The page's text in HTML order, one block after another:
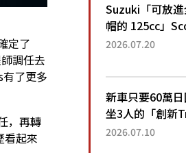
定了
調任去
了更多
，再轉
看起來
Suzuki「可放
帽的 125cc」
矚目！採用全新
已陸續開始出口
「B...
2026.07.20
新車只要60萬
坐3人的「創新
大賣成為人氣車
2026.07.10